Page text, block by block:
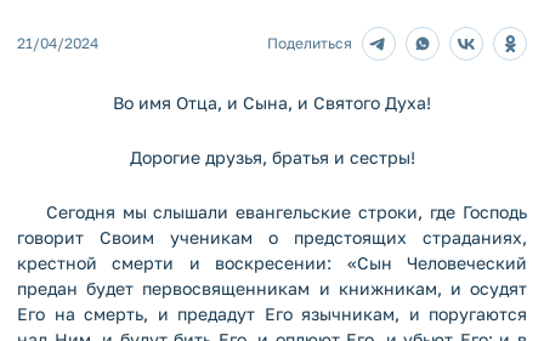
21/04/2024 Поделиться
Во имя Отца, и Сына, и Святого Духа!
Дорогие друзья, братья и сестры!
Сегодня мы слышали евангельские строки, где Господь
говорит Своим ученикам о предстоящих страданиях,
крестной смерти и воскресении: «Сын Человеческий
предан будет первосвященникам и книжникам, и осудят
Его на смерть, и предадут Его язычникам, и поругаются